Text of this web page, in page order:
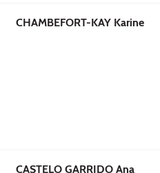
CHAMBEFORT-KAY Karine
CASTELO GARRIDO Ana